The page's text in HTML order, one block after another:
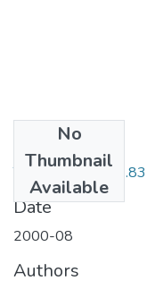
No
Thumbnail
Available
T-000093.pdf
Date
2000-08
Authors